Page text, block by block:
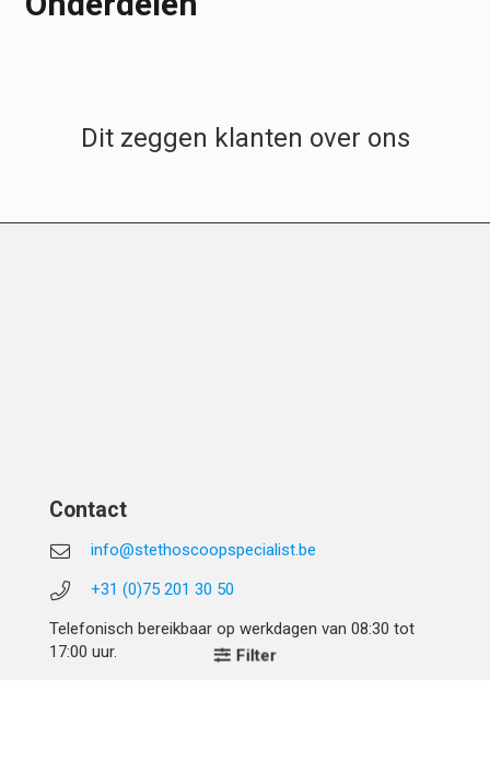
Filter
Dit zeggen klanten over ons
Contact
info@stethoscoopspecialist.be
+31 (0)75 201 30 50
Telefonisch bereikbaar op werkdagen van 08:30 tot
17:00 uur.